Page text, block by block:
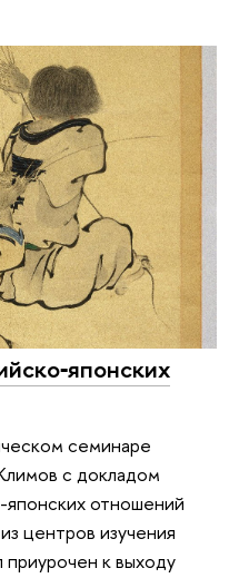
семинаре
с докладом
отношений
центров изучения
к выходу